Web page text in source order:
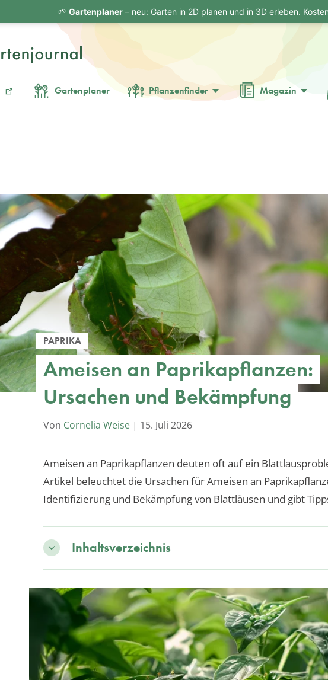
Gartenplaner Pflanzenfinder Magazin
PAPRIKA
Ameisen an Paprikapflanzen:
Ursachen und Bekämpfung
Von Cornelia Weise | 15. Juli 2026
Ameisen an Paprikapflanzen deuten oft auf ein
Artikel beleuchtet die Ursachen für Ameisen an
Identifizierung und Bekämpfung von Blattläusen und gibt
Inhaltsverzeichnis
🌱 Gartenplaner– neu: Garten in 2D planen und in 3D erleben.